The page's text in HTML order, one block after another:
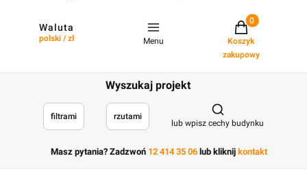
Waluta
polski / zł Menu
Projekty w
Koszyk
zakupowy
Wyszukaj projekt
filtrami rzutami
Otwórz
lub wpisz cechy budynku
Masz pytania? Zadzwoń 12 414 35 06 lub kliknij kontakt